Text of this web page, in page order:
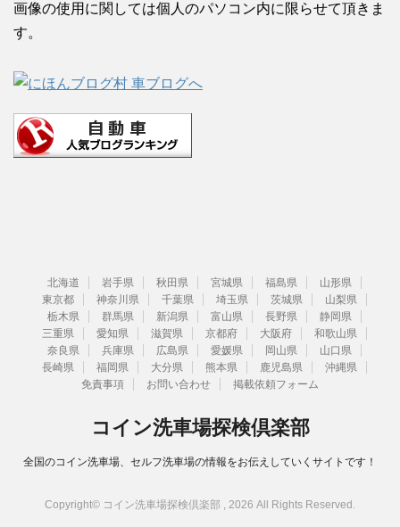
画像の使用に関しては個人のパソコン内に限らせて頂きま
す。
北海道 岩手県 秋田県 宮城県 福島県
山形県
東京都
神奈川県 千葉県 埼玉県 茨城県
山梨県
栃木県
群馬県 新潟県 富山県 長野県
静岡県
三重県
愛知県 滋賀県 京都府 大阪府
和歌山県
奈良県
兵庫県 広島県 愛媛県 岡山県
山口県
長崎県
福岡県 大分県 熊本県 鹿児島県
沖縄県
免責事項
お問い合わせ 掲載依頼フォーム
コイン洗車場探検倶楽部
全国のコイン洗車場、セルフ洗車場の情報をお伝えしていくサイトです！
Copyright© コイン洗車場探検倶楽部 , 2026 All Rights Reserved.